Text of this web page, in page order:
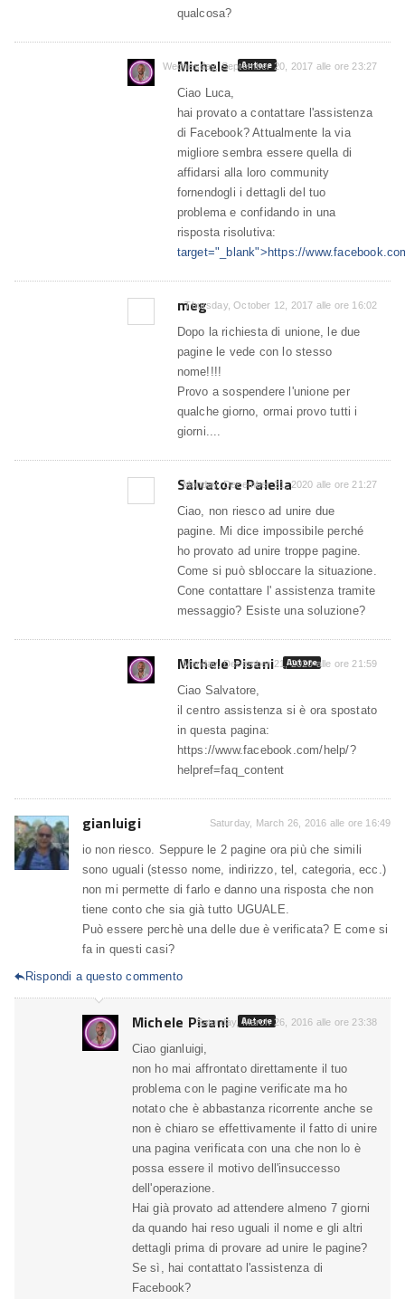
qualcosa?
Michele Autore
Wednesday, September 20, 2017 alle ore 23:27
Ciao Luca,
hai provato a contattare l'assistenza
di Facebook? Attualmente la via
migliore sembra essere quella di
affidarsi alla loro community
fornendogli i dettagli del tuo
problema e confidando in una
risposta risolutiva:
target="_blank">https://
meg
Thursday, October 12, 2017 alle ore 16:02
Dopo la richiesta di unione, le due
pagine le vede con lo stesso
nome!!!!
Provo a sospendere l'unione per
qualche giorno, ormai provo tutti i
giorni....
Salvatore Palella
Monday, December 21, 2020 alle ore 21:27
Ciao, non riesco ad unire due
pagine. Mi dice impossibile perché
ho provato ad unire troppe pagine.
Come si può sbloccare la situazione.
Cone contattare l' assistenza tramite
messaggio? Esiste una soluzione?
Michele Pisani Autore
Monday, December 21, 2020 alle ore 21:59
Ciao Salvatore,
il centro assistenza si è ora spostato
in questa pagina:
https://www.facebook.com/help/?
helpref=faq_content
gianluigi Saturday, March 26, 2016 alle ore 16:49
io non riesco. Seppure le 2 pagine ora più che simili
sono uguali (stesso nome, indirizzo, tel, categoria, ecc.)
non mi permette di farlo e danno una risposta che non
tiene conto che sia già tutto UGUALE.
Può essere perchè una delle due è verificata? E come si
fa in questi casi?
Rispondi a questo commento
Michele Pisani Autore
Saturday, March 26, 2016 alle ore 23:38
Ciao gianluigi,
non ho mai affrontato direttamente il tuo
problema con le pagine verificate ma ho
notato che è abbastanza ricorrente anche se
non è chiaro se effettivamente il fatto di unire
una pagina verificata con una che non lo è
possa essere il motivo dell'insuccesso
dell'operazione.
Hai già provato ad attendere almeno 7 giorni
da quando hai reso uguali il nome e gli altri
dettagli prima di provare ad unire le pagine?
Se sì, hai contattato l'assistenza di
Facebook?